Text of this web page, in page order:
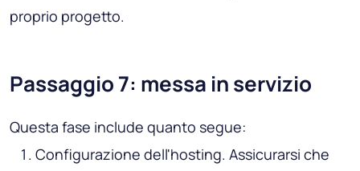
proprio progetto.
Passaggio 7: messa in servizio
Questa fase include quanto segue:
Configurazione dell'hosting. Assicurarsi che